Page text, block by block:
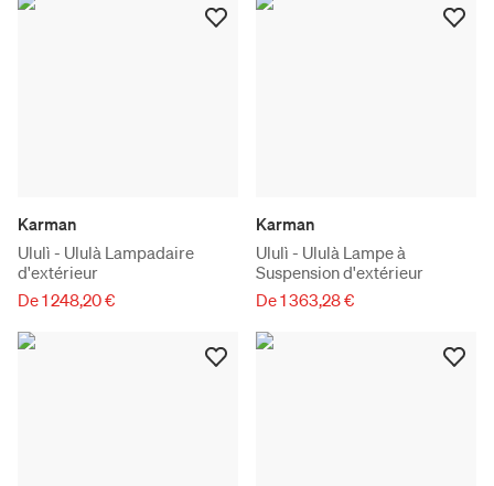
Karman
Ululì - Ululà Lampadaire
d'extérieur
De 1 248,20 €
Karman
Ululì - Ululà Lampe à
Suspension d'extérieur
De 1 363,28 €